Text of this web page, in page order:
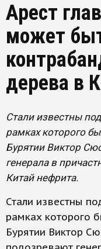
Арест
может
дерева в
Стали известны
рамках которого
Бурятии Виктор
генерала в
Китай нефрита.
Стали известны
рамках которого
Бурятии Виктор